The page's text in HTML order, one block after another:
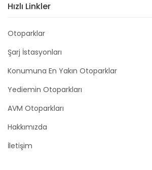
Hızlı Linkler
Otoparklar
Şarj İstasyonları
Konumuna En Yakın Otoparklar
Yediemin Otoparkları
AVM Otoparkları
Hakkımızda
İletişim